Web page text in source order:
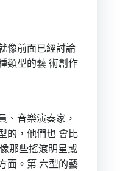
像前面已經討論
類型的藝 術創作
、音樂演奏家，
的，他們也 會比
那些搖滾明星或
面。第 六型的藝